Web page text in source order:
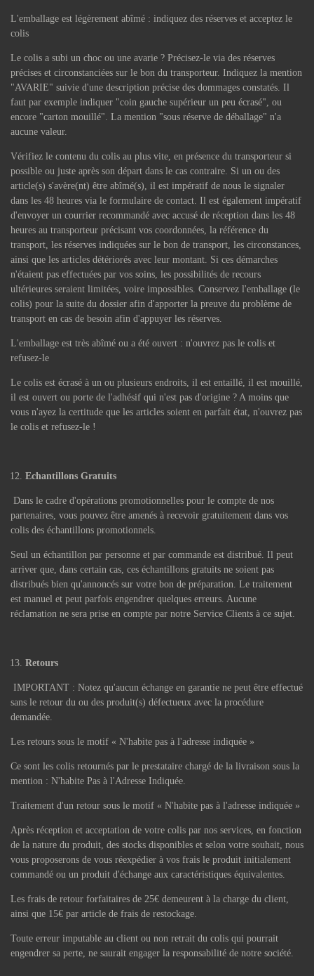
L'emballage est légèrement abîmé : indiquez des réserves et acceptez le
colis
Le colis a subi un choc ou une avarie ? Précisez-le via des réserves
précises et circonstanciées sur le bon du transporteur. Indiquez la mention
"AVARIE" suivie d'une description précise des dommages constatés. Il
faut par exemple indiquer "coin gauche supérieur un peu écrasé", ou
encore "carton mouillé". La mention "sous réserve de déballage" n'a
aucune valeur.
Vérifiez le contenu du colis au plus vite, en présence du transporteur si
possible ou juste après son départ dans le cas contraire. Si un ou des
article(s) s'avère(nt) être abîmé(s), il est impératif de nous le signaler
dans les 48 heures via le formulaire de contact. Il est également impératif
d'envoyer un courrier recommandé avec accusé de réception dans les 48
heures au transporteur précisant vos coordonnées, la référence du
transport, les réserves indiquées sur le bon de transport, les circonstances,
ainsi que les articles détériorés avec leur montant. Si ces démarches
n'étaient pas effectuées par vos soins, les possibilités de recours
ultérieures seraient limitées, voire impossibles. Conservez l'emballage (le
colis) pour la suite du dossier afin d'apporter la preuve du problème de
transport en cas de besoin afin d'appuyer les réserves.
L'emballage est très abîmé ou a été ouvert : n'ouvrez pas le colis et
refusez-le
Le colis est écrasé à un ou plusieurs endroits, il est entaillé, il est mouillé,
il est ouvert ou porte de l'adhésif qui n'est pas d'origine ? A moins que
vous n'ayez la certitude que les articles soient en parfait état, n'ouvrez pas
le colis et refusez-le !
Echantillons Gratuits
Dans le cadre d'opérations promotionnelles pour le compte de nos
partenaires, vous pouvez être amenés à recevoir gratuitement dans vos
colis des échantillons promotionnels.
Seul un échantillon par personne et par commande est distribué. Il peut
arriver que, dans certain cas, ces échantillons gratuits ne soient pas
distribués bien qu'annoncés sur votre bon de préparation. Le traitement
est manuel et peut parfois engendrer quelques erreurs. Aucune
réclamation ne sera prise en compte par notre Service Clients à ce sujet.
Retours
IMPORTANT : Notez qu'aucun échange en garantie ne peut être effectué
sans le retour du ou des produit(s) défectueux avec la procédure
demandée.
Les retours sous le motif « N'habite pas à l'adresse indiquée »
Ce sont les colis retournés par le prestataire chargé de la livraison sous la
mention : N'habite Pas à l'Adresse Indiquée.
Traitement d'un retour sous le motif « N'habite pas à l'adresse indiquée »
Après réception et acceptation de votre colis par nos services, en fonction
de la nature du produit, des stocks disponibles et selon votre souhait, nous
vous proposerons de vous réexpédier à vos frais le produit initialement
commandé ou un produit d'échange aux caractéristiques équivalentes.
Les frais de retour forfaitaires de 25€ demeurent à la charge du client,
ainsi que 15€ par article de frais de restockage.
Toute erreur imputable au client ou non retrait du colis qui pourrait
engendrer sa perte, ne saurait engager la responsabilité de notre société.